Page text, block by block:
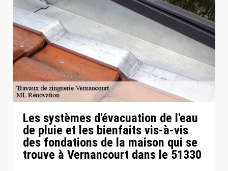
Les systèmes d'évacuation de l'eau
de pluie et les bienfaits vis-à-vis
des fondations de la maison qui se
trouve à Vernancourt dans le 51330